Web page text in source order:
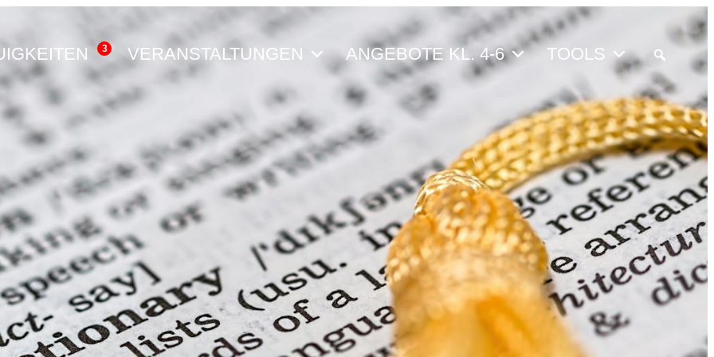
3 VERANSTALTUNGEN ANGEBOTE KL. 4-6 TOOLS